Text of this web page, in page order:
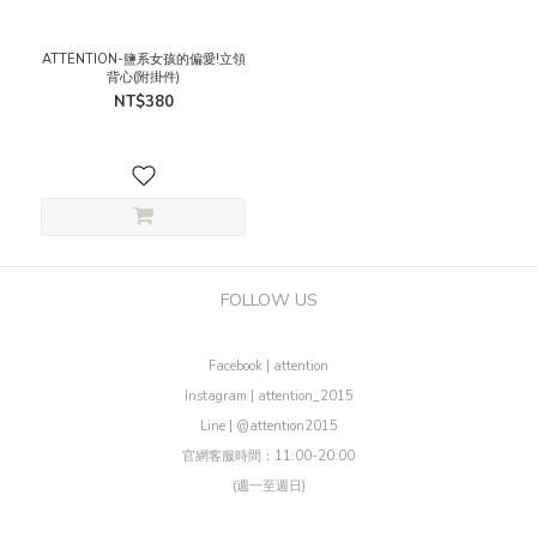
ATTENTION-鹽系女孩的偏愛!立領
背心(附掛件)
NT$380
FOLLOW US
Facebook | attention
Instagram | attention_2015
Line | @attention2015
官網客服時間：11:00-20:00
(週一至週日)